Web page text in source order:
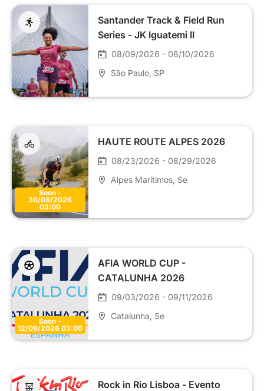
Santander Track & Field Run
Series - JK Iguatemi II
08/09/2026 - 08/10/2026
São Paulo , SP
Soon -
30/08/2026
03:00
HAUTE ROUTE ALPES 2026
08/23/2026 - 08/29/2026
Alpes Marítimos , Se
Soon -
12/09/2026 03:00
AFIA WORLD CUP -
CATALUNHA 2026
09/03/2026 - 09/11/2026
Catalunha , Se
Rock in Rio Lisboa - Evento